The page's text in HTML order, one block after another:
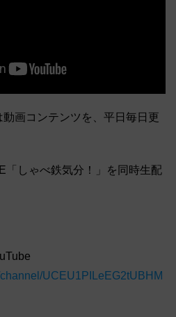
画コンテンツを、平日毎日更
「しゃべ鉄気分！」を同時生配
UCEU1PILeEG2tUBHM